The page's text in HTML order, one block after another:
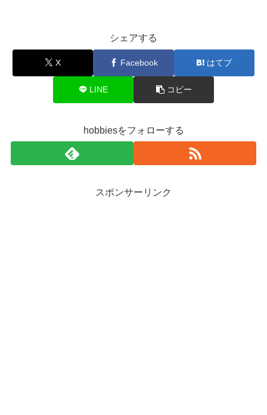
シェアする
X Facebook はてブ
LINE コピー
hobbiesをフォローする
スポンサーリンク